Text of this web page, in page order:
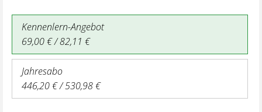
Kennenlern-Angebot
69,00 € / 82,11 €
Jahresabo
446,20 € / 530,98 €